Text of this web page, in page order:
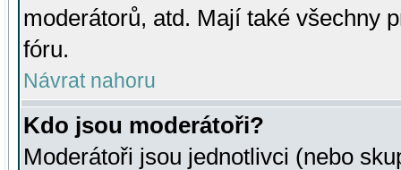
moderátorů, atd. Mají také všechny
fóru.
Návrat nahoru
Kdo jsou moderátoři?
Moderátoři jsou jednotlivci (nebo